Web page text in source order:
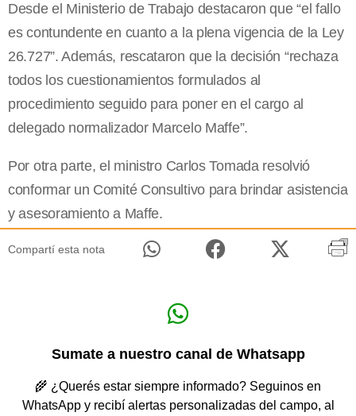
Desde el Ministerio de Trabajo destacaron que “el fallo
es contundente en cuanto a la plena vigencia de la Ley
26.727”. Además, rescataron que la decisión “rechaza
todos los cuestionamientos formulados al
procedimiento seguido para poner en el cargo al
delegado normalizador Marcelo Maffe”.
Por otra parte, el ministro Carlos Tomada resolvió
conformar un Comité Consultivo para brindar asistencia
y asesoramiento a Maffe.
Compartí esta nota
Sumate a nuestro canal de Whatsapp
🌾 ¿Querés estar siempre informado? Seguinos en
WhatsApp y recibí alertas personalizadas del campo, al